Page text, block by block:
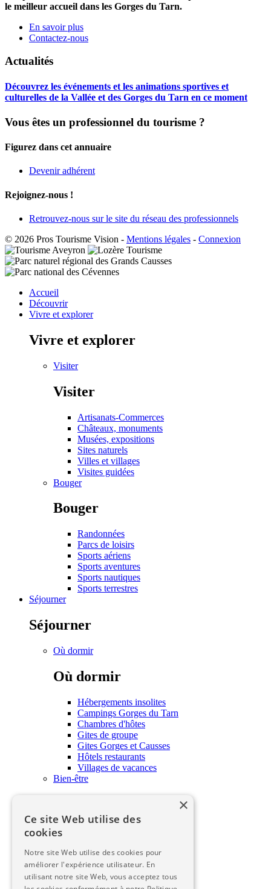
le meilleur accueil dans les Gorges du Tarn.
En savoir plus
Contactez-nous
Actualités
Découvrez les événements et les animations sportives et
culturelles de la Vallée et des Gorges du Tarn en ce moment
Vous êtes un professionnel du tourisme ?
Figurez dans cet annuaire
Devenir adhérent
Rejoignez-nous !
Retrouvez-nous sur le site du réseau des professionnels
© 2026 Pros Tourisme Vision - Mentions légales - Connexion
Accueil
Découvrir
Vivre et explorer
Vivre et explorer
Visiter
Visiter
Artisanats-Commerces
Châteaux, monuments
Musées, expositions
Sites naturels
Villes et villages
Visites guidées
Bouger
Bouger
Randonnées
Parcs de loisirs
Sports aériens
Sports aventures
Sports nautiques
Sports terrestres
Séjourner
Séjourner
Où dormir
Où dormir
Hébergements insolites
Campings Gorges du Tarn
Chambres d'hôtes
Gites de groupe
Gites Gorges et Causses
Hôtels restaurants
Villages de vacances
Bien-être
Savourer
×
Ce site Web utilise des
cookies
Notre site Web utilise des cookies pour
améliorer l'expérience utilisateur. En
utilisant notre site Web, vous acceptez tous